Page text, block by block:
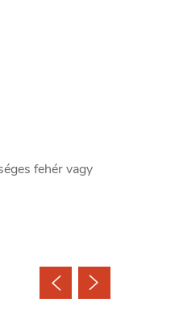
fehér vagy